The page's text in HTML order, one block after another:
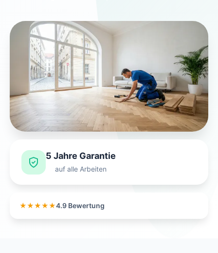
5 Jahre Garantie
auf alle Arbeiten
★★★★★4.9 Bewertung